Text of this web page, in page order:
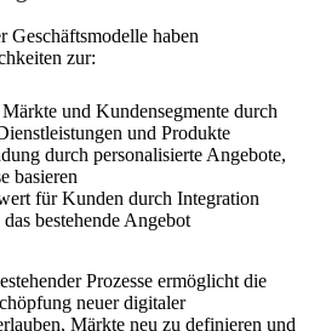
haben
zur:
und Kundensegmente durch
und Produkte
durch personalisierte Angebote,
basieren
für Kunden durch Integration
bestehende Angebot
Prozesse ermöglicht die
neuer digitaler
Märkte neu zu definieren und